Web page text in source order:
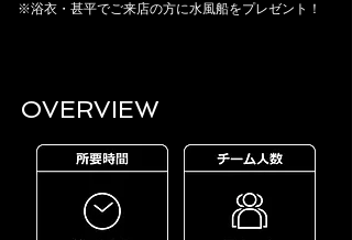
※浴衣・甚平でご来店の方に水風船をプレゼント！
OVERVIEW​